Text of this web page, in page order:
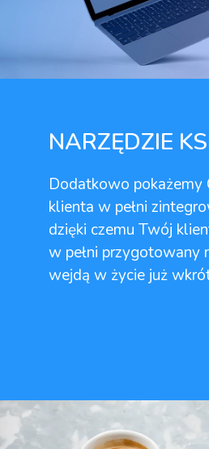
NARZĘDZIE
Dodatkowo pokażemy
klienta w pełni
dzięki czemu Twój
w pełni przygotowany
wejdą w życie już